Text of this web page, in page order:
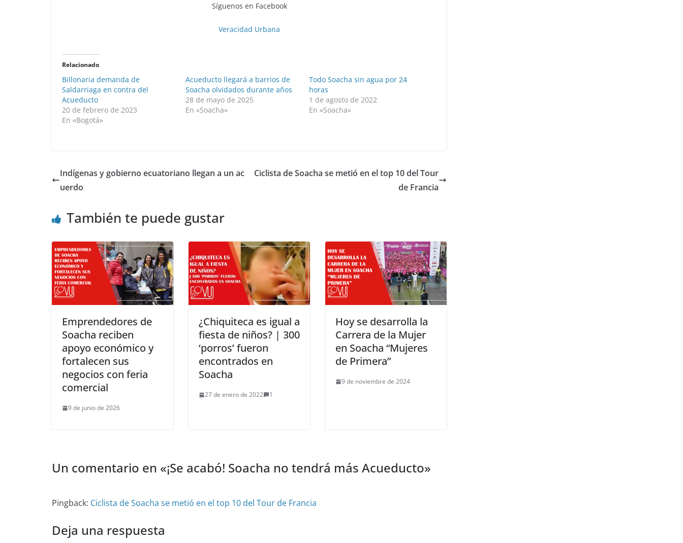
Síguenos en Facebook
Veracidad Urbana
Relacionado
Billonaria demanda de
Saldarriaga en contra del
Acueducto
20 de febrero de 2023
En «Bogotá»
Acueducto llegará a barrios de
Soacha olvidados durante años
28 de mayo de 2025
En «Soacha»
Todo Soacha sin agua por 24
horas
1 de agosto de 2022
En «Soacha»
Indígenas y gobierno ecuatoriano llegan a un ac
uerdo
Ciclista de Soacha se metió en el top 10 del Tour
de Francia
También te puede gustar
Emprendedores de
Soacha reciben
apoyo económico y
fortalecen sus
negocios con feria
comercial
9 de junio de 2026
¿Chiquiteca es igual a
fiesta de niños? | 300
‘porros’ fueron
encontrados en
Soacha
27 de enero de 2022 1
Hoy se desarrolla la
Carrera de la Mujer
en Soacha “Mujeres
de Primera”
9 de noviembre de 2024
Un comentario en «¡Se acabó! Soacha no tendrá más Acueducto»
Pingback: Ciclista de Soacha se metió en el top 10 del Tour de Francia
Deja una respuesta